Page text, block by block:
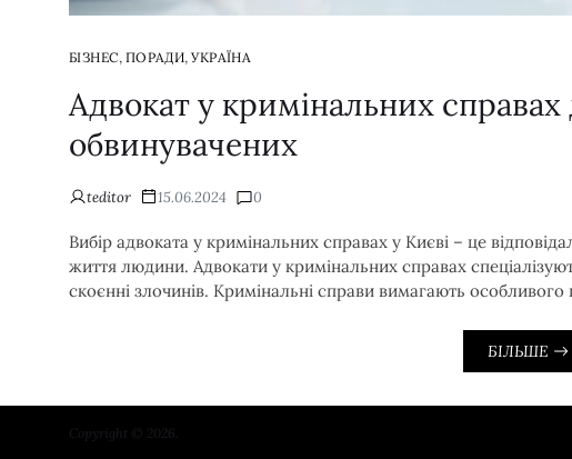
БІЗНЕС, ПОРАДИ,УКРАЇНА
Адвокат у кримінальних
обвинувачених
teditor 15.06.2024 0
Вибір адвоката у кримінальних справах у Києві – це
життя людини. Адвокати у кримінальних справах
скоєнні злочинів. Кримінальні справи вимагають особливого
БІЛЬШЕ
Copyright © 2026.